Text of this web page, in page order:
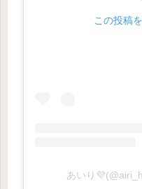
この投稿
あいり